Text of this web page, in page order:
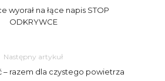
wyorał na łące napis STOP
ODKRYWCE
Następny artykuł
– razem dla czystego powietrza